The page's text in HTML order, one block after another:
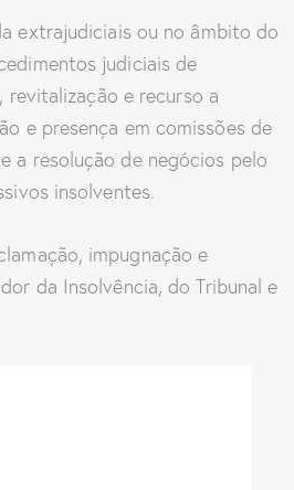
extrajudiciais ou no âmbito do
judiciais de
revitalização e recurso a
e presença em comissões de
a resolução de negócios pelo
insolventes.
impugnação e
da Insolvência, do Tribunal e